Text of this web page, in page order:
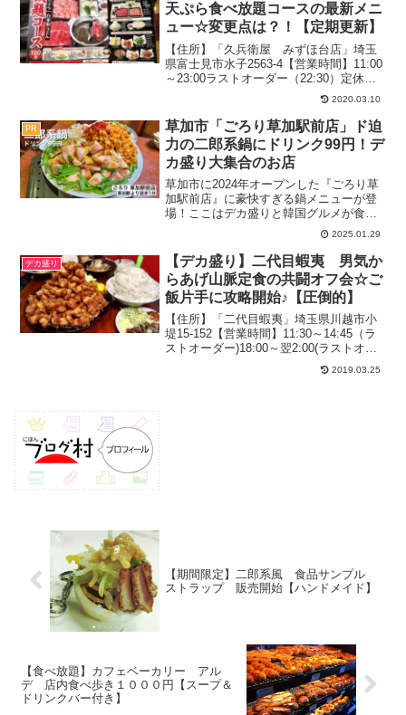
天ぷら食べ放題コースの最新メニ
ュー☆変更点は？！【定期更新】
【住所】「久兵衛屋 みずほ台店」埼玉
県富士見市水子2563-4【営業時間】11:00
～23:00ラストオーダー（22:30）定休
日：なしTEL：049-268-7099テーブル
席、座敷有り駐車場：３０台禁煙2019.2
月（週末）：18時予約...
2020.03.10
PR
草加市「ごろり草加駅前店」ド迫
力の二郎系鍋にドリンク99円！デ
カ盛り大集合のお店
草加市に2024年オープンした『ごろり草
加駅前店』に豪快すぎる鍋メニューが登
場！ここはデカ盛りと韓国グルメが食べ
られるお店なのですが、最近二郎系鍋が
登場したとのことで取材させていただき
ました。冬にピッタリのメニューという
こともあり、今回は食...
2025.01.29
デカ盛り
【デカ盛り】二代目蝦夷 男気か
らあげ山脈定食の共闘オフ会☆ご
飯片手に攻略開始♪【圧倒的】
【住所】「二代目蝦夷」埼玉県川越市小
堤15-152【営業時間】11:30～14:45（ラ
ストオーダー)18:00～翌2:00(ラストオー
ダー翌1:45)カウンター席・テーブル席・
小上がり喫煙可駐車場：あり2018.12月
2019.03.25
【期間限定】二郎系風 食品サンプル
ストラップ 販売開始【ハンドメイド】
【食べ放題】カフェベーカリー アル
デ 店内食べ歩き１０００円【スープ＆
ドリンクバー付き】